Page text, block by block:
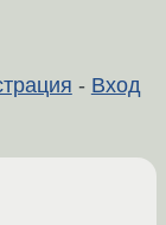
- Вход